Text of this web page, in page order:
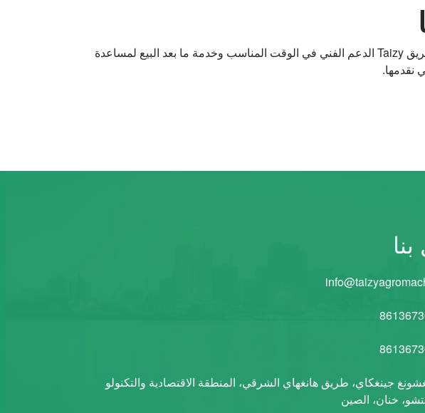
في عملية استخدام آلة بذار مشتل الخضروات، واجه العميل بعض مشاكل التشغيل والصيانة، وقدم فريق Taizy الدعم الفني في الوقت المناسب وخدمة ما بعد البيع لمساعدة
نقدمها.
جينغكاي، طريق هانغهاي الشرقي، المنطقة الاقتصادية والتكنولو
خنان، الصين